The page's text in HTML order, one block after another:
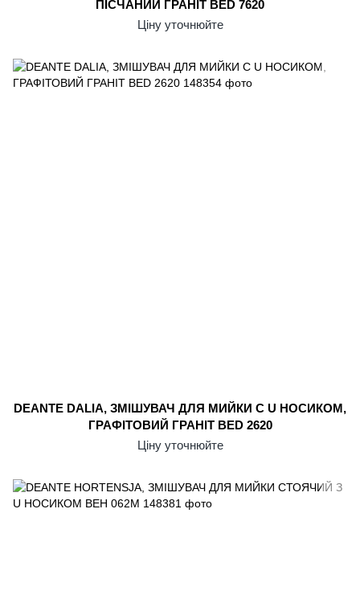
ПІСЧАНИЙ ГРАНІТ BED 7620
Ціну уточнюйте
DEANTE DALIA, ЗМІШУВАЧ ДЛЯ МИЙКИ С U НОСИКОМ,
ГРАФІТОВИЙ ГРАНІТ BED 2620
Ціну уточнюйте